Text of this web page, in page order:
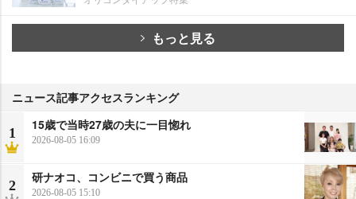
もっと見る
ニュース記事アクセスランキング
1
15歳で当時27歳の夫に一目惚れ
2026-08-05 16:09
2
研ナオコ、コンビニで買う商品
2026-08-05 15:10